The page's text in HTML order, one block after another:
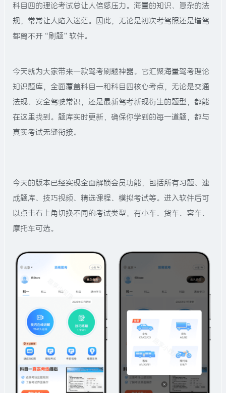
科目四的理论考试总让人倍感压力。海量的知识、复杂的法
规，常常让人陷入迷茫。因此，无论是初次考驾照还是增驾
都离不开“刷题”软件。
今天就为大家带来一款驾考刷题神器。它汇聚海量驾考理论
知识题库，全面覆盖科目一和科目四核心考点，无论是交通
法规、安全驾驶常识，还是最新驾考新规衍生的题型，都能
在这里找到。题库实时更新，确保你学到的每一道题，都与
真实考试无缝衔接。
今天的版本已经实现全面解锁会员功能，包括所有习题、速
成题库、技巧视频、精选课程、模拟考试等。进入软件后可
以点击右上角切换不同的考试类型，有小车、货车、客车、
摩托车可选。